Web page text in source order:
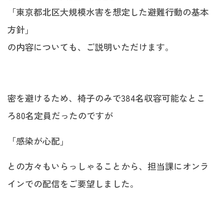
「東京都北区大規模水害を想定した避難行動の基本
方針」
の内容についても、ご説明いただけます。
密を避けるため、椅子のみで384名収容可能なとこ
ろ80名定員だったのですが
「感染が心配」
との方々もいらっしゃることから、担当課にオンラ
インでの配信をご要望しました。